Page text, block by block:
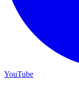
YouTube